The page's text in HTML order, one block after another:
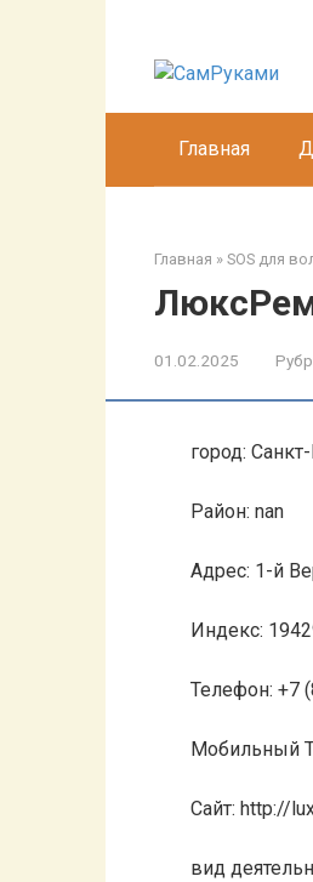
Главная
Главная » SOS для
01.02.2025
город:
Район: nan
Адрес: 1-й
Индекс:
Телефон: +7
Мобильный
Сайт: http://
вид